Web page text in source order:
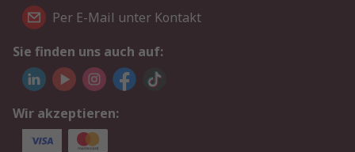
Per E-Mail unter Kontakt
Sie finden uns auch auf:
Wir akzeptieren: